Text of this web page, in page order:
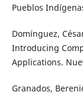
Pueblos
Domínguez,
Introducing
Applications.
Granados,